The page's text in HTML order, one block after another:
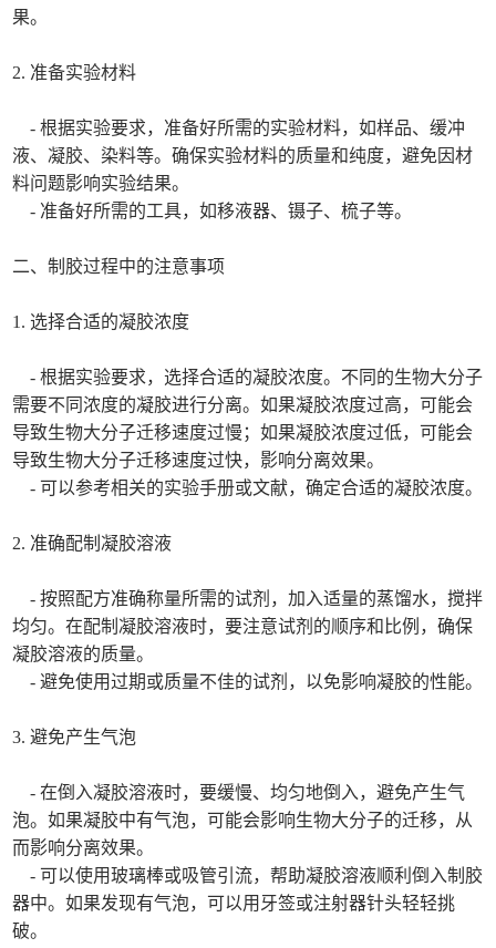
果。
2. 准备实验材料
- 根据实验要求，准备好所需的实验材料，如样品、缓冲
液、凝胶、染料等。确保实验材料的质量和纯度，避免因材
料问题影响实验结果。
- 准备好所需的工具，如移液器、镊子、梳子等。
二、制胶过程中的注意事项
1. 选择合适的凝胶浓度
- 根据实验要求，选择合适的凝胶浓度。不同的生物大分子
需要不同浓度的凝胶进行分离。如果凝胶浓度过高，可能会
导致生物大分子迁移速度过慢；如果凝胶浓度过低，可能会
导致生物大分子迁移速度过快，影响分离效果。
- 可以参考相关的实验手册或文献，确定合适的凝胶浓度。
2. 准确配制凝胶溶液
- 按照配方准确称量所需的试剂，加入适量的蒸馏水，搅拌
均匀。在配制凝胶溶液时，要注意试剂的顺序和比例，确保
凝胶溶液的质量。
- 避免使用过期或质量不佳的试剂，以免影响凝胶的性能。
3. 避免产生气泡
- 在倒入凝胶溶液时，要缓慢、均匀地倒入，避免产生气
泡。如果凝胶中有气泡，可能会影响生物大分子的迁移，从
而影响分离效果。
- 可以使用玻璃棒或吸管引流，帮助凝胶溶液顺利倒入制胶
器中。如果发现有气泡，可以用牙签或注射器针头轻轻挑
破。